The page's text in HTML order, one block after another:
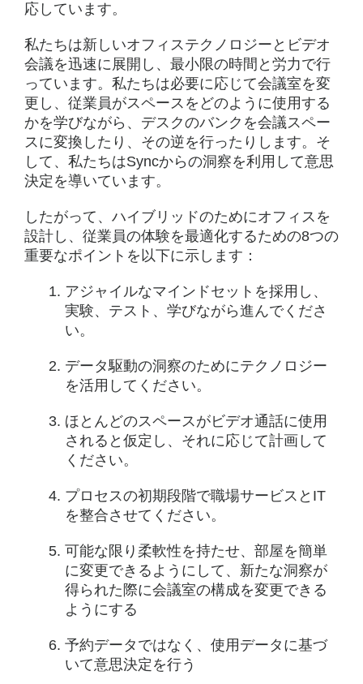
応しています。
私たちは新しいオフィステクノロジーとビデオ
会議を迅速に展開し、最小限の時間と労力で行
っています。私たちは必要に応じて会議室を変
更し、従業員がスペースをどのように使用する
かを学びながら、デスクのバンクを会議スペー
スに変換したり、その逆を行ったりします。そ
して、私たちはSyncからの洞察を利用して意思
決定を導いています。
したがって、ハイブリッドのためにオフィスを
設計し、従業員の体験を最適化するための8つの
重要なポイントを以下に示します：
アジャイルなマインドセットを採用し、
実験、テスト、学びながら進んでくださ
い。
データ駆動の洞察のためにテクノロジー
を活用してください。
ほとんどのスペースがビデオ通話に使用
されると仮定し、それに応じて計画して
ください。
プロセスの初期段階で職場サービスとIT
を整合させてください。
可能な限り柔軟性を持たせ、部屋を簡単
に変更できるようにして、新たな洞察が
得られた際に会議室の構成を変更できる
ようにする
予約データではなく、使用データに基づ
いて意思決定を行う